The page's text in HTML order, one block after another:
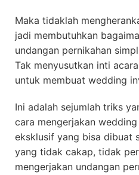
Maka tidaklah
jadi membutuhkan
undangan pernikahan
Tak menyusutkan inti
untuk membuat wedding
Ini adalah sejumlah triks
cara mengerjakan
eksklusif yang bisa dibuat
yang tidak cakap, tidak
mengerjakan undangan